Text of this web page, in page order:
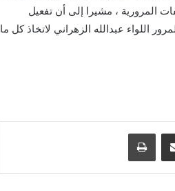
المرورية ، مشيرا إلى أن تفعيل
اللواء عبدالله الزهراني لاتخاذ كل ما
مشاركة عبر البريد طباعة